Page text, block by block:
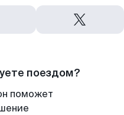
поездом?
поможет